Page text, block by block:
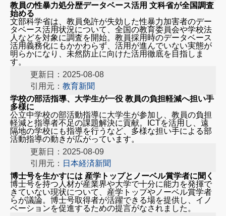
教員の性暴力処分歴データベース活用 文科省が全国調査
始める
文部科学省は、教員免許が失効した性暴力加害者のデー
タベース活用状況について、全国の教育委員会や学校法
人などを対象に調査を開始。教員採用時のデータベース
活用義務化にもかかわらず、活用が進んでいない実態が
明らかになり、未然防止に向けた活用徹底を目指しま
す。
更新日：2025-08-08
引用元： 教育新聞
学校の部活指導、大学生が一役 教員の負担軽減へ担い手
多様に
公立中学校の部活動指導に大学生が参加し、教員の負担
軽減と指導者不足の課題解決に貢献。ICTを活用し、遠
隔地の学校にも指導を行うなど、多様な担い手による部
活動指導の動きが広がっています。
更新日：2025-08-09
引用元： 日本経済新聞
博士号を生かすには 産学トップとノーベル賞学者に聞く
博士号を持つ人材が産業界や大学で十分に能力を発揮で
きていない現状について、産学トップやノーベル賞学者
らが議論。博士号取得者が活躍できる場を提供し、イノ
ベーションを促進するための提言がなされました。